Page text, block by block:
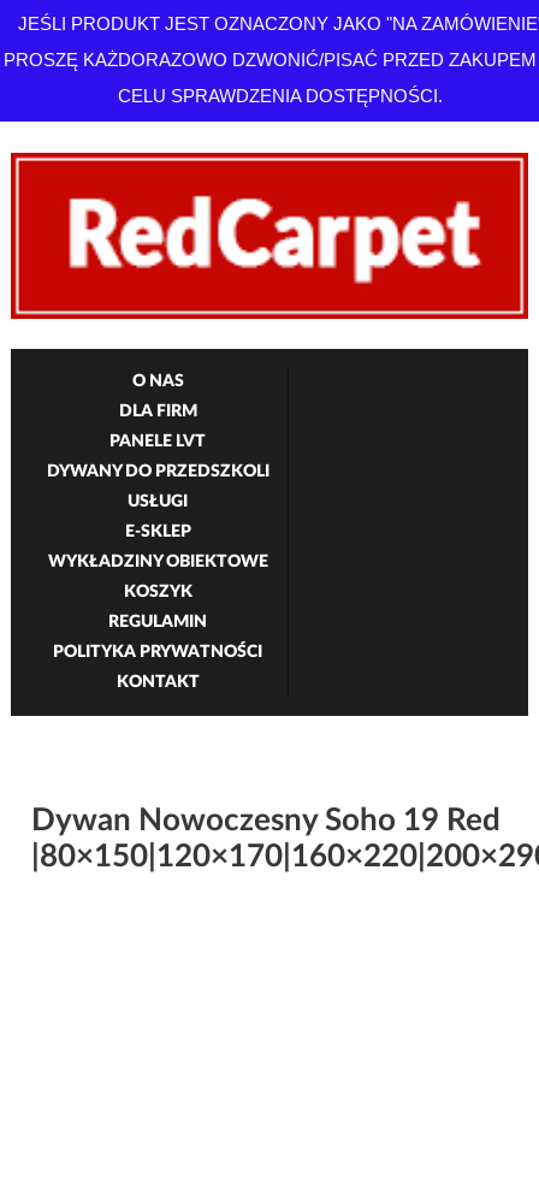
JEŚLI PRODUKT JEST OZNACZONY JAKO "NA
PROSZĘ KAŻDORAZOWO DZWONIĆ/PISAĆ PRZED
CELU SPRAWDZENIA DOSTĘPNOŚCI.
O NAS
DLA FIRM
PANELE LVT
DYWANY DO PRZEDSZKOLI
USŁUGI
E-SKLEP
WYKŁADZINY OBIEKTOWE
KOSZYK
REGULAMIN
POLITYKA PRYWATNOŚCI
KONTAKT
Dywan Nowoczesny Soho 19 Red